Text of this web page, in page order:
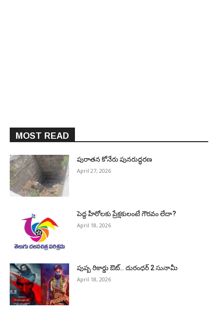
MOST READ
పురాత‌న కోనేరు పున‌రుద్ధ‌ర‌ణ
April 27, 2026
పెద్ద హీరోల‌కు ప్రేక్ష‌కులంటే గౌర‌వం లేదా?
April 18, 2026
పుష్ప రికార్డు ఔట్‌.. దురంధ‌ర్ 2 సునామీ
April 18, 2026